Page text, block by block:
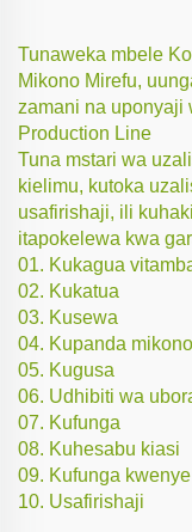
Tunaweka mbele
Mikono Mirefu,
zamani na uponyaji
Production Line
Tuna mstari wa
kielimu, kutoka
usafirishaji, ili
itapokelewa kwa
01. Kukagua
02. Kukatua
03. Kusewa
04. Kupanda mikono
05. Kugusa
06. Udhibiti wa
07. Kufunga
08. Kuhesabu kiasi
09. Kufunga
10. Usafirishaji